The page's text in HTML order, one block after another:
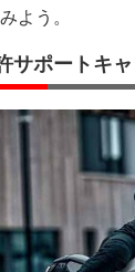
よう。
サポートキ